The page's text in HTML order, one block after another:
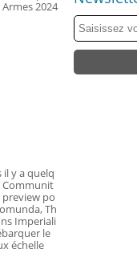
2024
il y a quelq
Communit
po
Th
Imperiali
le
échelle